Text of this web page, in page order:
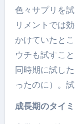
色々サプリを
リメントでは
かけていたと
ウチも試すこ
同時期に試し
ったのに）。
成長期のタイ